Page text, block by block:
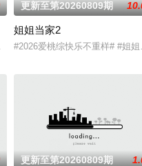
、江苏、川渝、广东的特邀艺
！厨神级的美味将持续上演，每
更新至第20260809期
姐姐当家2
#2026爱桃综快乐不重样# #姐
更新至第20260809期